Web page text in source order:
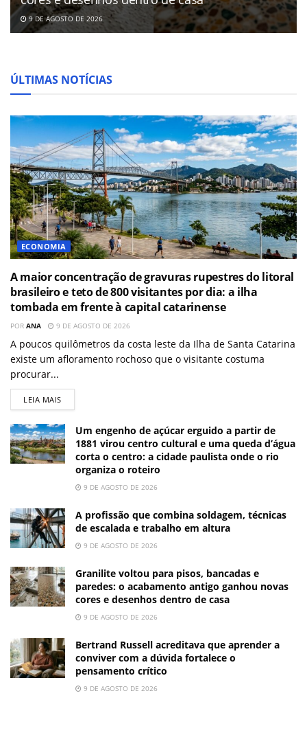
9 DE AGOSTO DE 2026
ÚLTIMAS NOTÍCIAS
ECONOMIA
A maior concentração de gravuras rupestres do litoral
brasileiro e teto de 800 visitantes por dia: a ilha
tombada em frente à capital catarinense
POR ANA 9 DE AGOSTO DE 2026
A poucos quilômetros da costa leste da Ilha de Santa Catarina
existe um afloramento rochoso que o visitante costuma
procurar...
LEIA MAIS
Um engenho de açúcar erguido a partir de
1881 virou centro cultural e uma queda d’água
corta o centro: a cidade paulista onde o rio
organiza o roteiro
9 DE AGOSTO DE 2026
A profissão que combina soldagem, técnicas
de escalada e trabalho em altura
9 DE AGOSTO DE 2026
Granilite voltou para pisos, bancadas e
paredes: o acabamento antigo ganhou novas
cores e desenhos dentro de casa
9 DE AGOSTO DE 2026
Bertrand Russell acreditava que aprender a
conviver com a dúvida fortalece o
pensamento crítico
9 DE AGOSTO DE 2026